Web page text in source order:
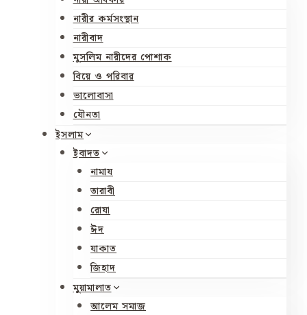
নারীর কর্মসংস্থান
নারীবাদ
মুসলিম নারীদের পোশাক
বিয়ে ও পরিবার
ভালোবাসা
যৌনতা
ইসলাম
ইবাদত
নামায
তারাবী
রোযা
ঈদ
যাকাত
জিহাদ
মুয়ামালাত
আলেম সমাজ